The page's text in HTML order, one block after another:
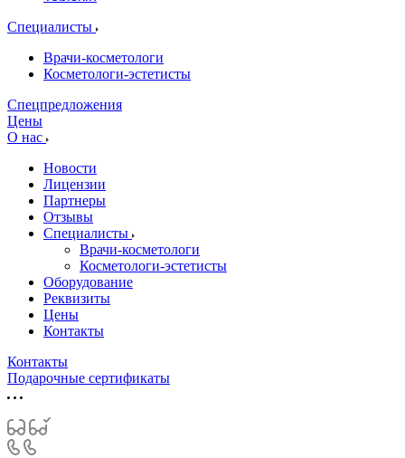
Специалисты
Врачи-косметологи
Косметологи-эстетисты
Спецпредложения
Цены
О нас
Новости
Лицензии
Партнеры
Отзывы
Специалисты
Врачи-косметологи
Косметологи-эстетисты
Оборудование
Реквизиты
Цены
Контакты
Контакты
Подарочные сертификаты